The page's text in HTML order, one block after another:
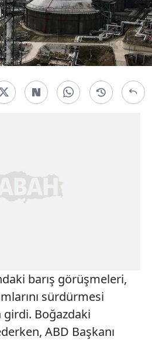
barış görüşmeleri,
sürdürmesi
girdi. Boğazdaki
ABD Başkanı